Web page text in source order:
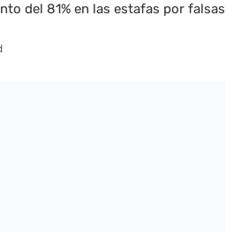
del 81% en las estafas por falsas